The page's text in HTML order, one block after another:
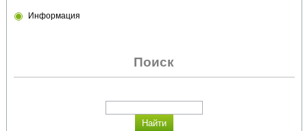
Информация
Поиск